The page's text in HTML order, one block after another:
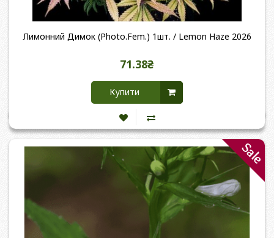
Лимонний Димок (Photo.Fem.) 1шт. / Lemon Haze 2026
71.38₴
Купити
Sale